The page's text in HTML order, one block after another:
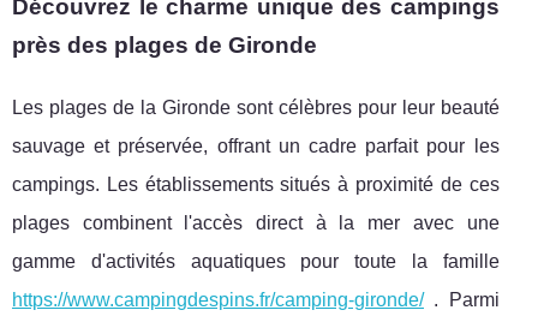
Découvrez le charme unique des campings
près des plages de Gironde
Les plages de la Gironde sont célèbres pour leur beauté
sauvage et préservée, offrant un cadre parfait pour les
campings. Les établissements situés à proximité de ces
plages combinent l'accès direct à la mer avec une
gamme d'activités aquatiques pour toute la famille
https://www.campingdespins.fr/camping-gironde/. Parmi